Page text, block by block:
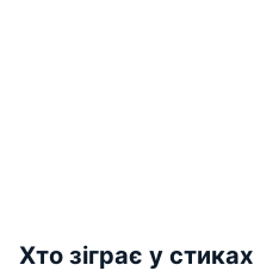
Хто зіграє у стиках